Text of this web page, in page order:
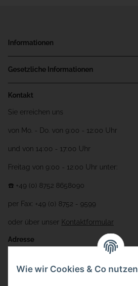
Informationen
Gesetzliche Informationen
Kontakt
Sie erreichen uns
von Mo. - Do. von 9:00 - 12:00 Uhr
und von 14:00 - 17:00 Uhr
Freitag von 9:00 - 12:00 Uhr unter:
☎️ +49 (0) 8752 8658090
per Fax: +49 (0) 8752 - 9599
oder über unser Kontaktformular
Adresse
Gewerbering 17
Wie wir Cookies & Co nutzen